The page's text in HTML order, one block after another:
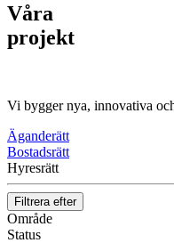
Våra
projekt
Vi bygger nya, innovativa
Äganderätt
Bostadsrätt
Hyresrätt
Filtrera efter
Område
Status